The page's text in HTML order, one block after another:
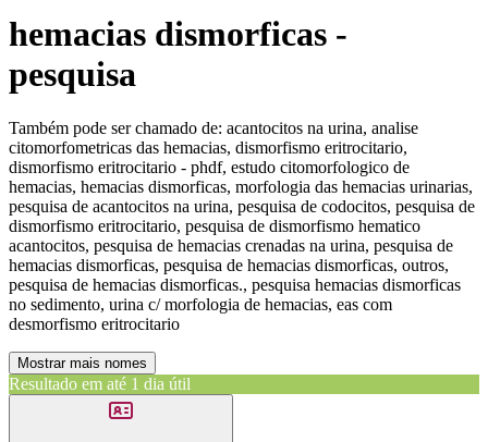
hemacias dismorficas -
pesquisa
Também pode ser chamado de: acantocitos na urina, analise
citomorfometricas das hemacias, dismorfismo eritrocitario,
dismorfismo eritrocitario - phdf, estudo citomorfologico de
hemacias, hemacias dismorficas, morfologia das hemacias urinarias,
pesquisa de acantocitos na urina, pesquisa de codocitos, pesquisa de
dismorfismo eritrocitario, pesquisa de dismorfismo hematico
acantocitos, pesquisa de hemacias crenadas na urina, pesquisa de
hemacias dismorficas, pesquisa de hemacias dismorficas, outros,
pesquisa de hemacias dismorficas., pesquisa hemacias dismorficas
no sedimento, urina c/ morfologia de hemacias, eas com
desmorfismo eritrocitario
Mostrar mais nomes
Resultado em até 1 dia útil